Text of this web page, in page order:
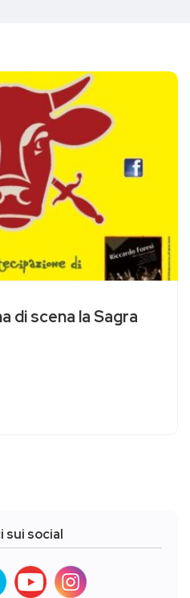
di scena la Sagra
sui social